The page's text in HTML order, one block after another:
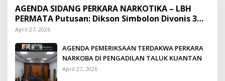
AGENDA SIDANG PERKARA NARKOTIKA – LBH
PERMATA Putusan: Dikson Simbolon Divonis 3
Tahun Penjara
April 27, 2026
AGENDA PEMERIKSAAN TERDAKWA PERKARA
NARKOBA DI PENGADILAN TALUK KUANTAN
April 27, 2026